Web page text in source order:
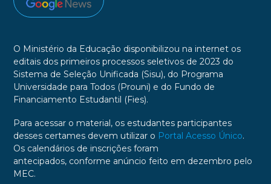
O Ministério da Educação disponibilizou na internet os
editais dos primeiros processos seletivos de 2023 do
Sistema de Seleção Unificada (Sisu), do Programa
Universidade para Todos (Prouni) e do Fundo de
Financiamento Estudantil (Fies).
Para acessar o material, os estudantes participantes
desses certames devem utilizar o Portal Acesso Único.
Os calendários de inscrições foram
antecipados, conforme anúncio feito em dezembro pelo
MEC.